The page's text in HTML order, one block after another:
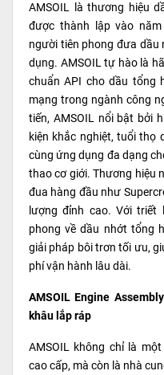
AMSOIL là thương hiệu
được thành lập vào
người tiên phong đưa
dụng. AMSOIL tự hào là
chuẩn API cho dầu tổng
mạng trong ngành công
tiến, AMSOIL nổi bật bởi
kiện khắc nghiệt, tuổi thọ
cùng ứng dụng đa dạng
thao cơ giới. Thương hiệu
đua hàng đầu như
lượng đỉnh cao. Với triết
phong về dầu nhớt tổng
giải pháp bôi trơn tối ưu,
phí vận hành lâu dài.
AMSOIL Engine
khâu lắp ráp
AMSOIL không chỉ là
cao cấp, mà còn là nhà